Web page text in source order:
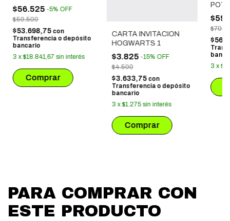
$56.525 -5% OFF
$59.500
$53.698,75 con
Transferencia o depósito
bancario
3 x$18.841,67 sin interés
CARTA INVITACION
HOGWARTS 1
$3.825 -15% OFF
$4.500
$3.633,75 con
Transferencia o depósito
bancario
3 x$1.275 sin interés
3 x
PARA COMPRAR CON
ESTE PRODUCTO